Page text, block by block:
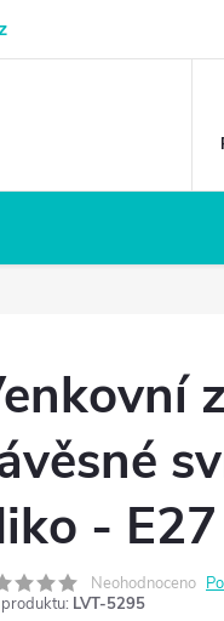
- E27
Neohodnoceno
LVT-5295